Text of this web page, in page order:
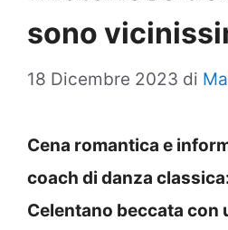
sono
18 Dicembre 2023 di
Cena romantica e
coach di danza
Celentano beccata con